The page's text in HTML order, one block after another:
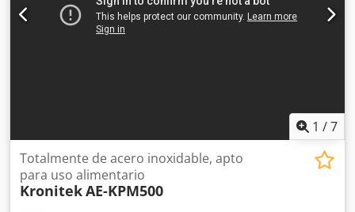
1 /7
Totalmente de acero inoxidable, apto
para uso alimentario
KronitekAE-KPM500